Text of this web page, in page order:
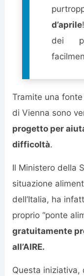
d’aprile
dei
Tramite una
di Vienna sono
progetto per
difficoltà.
Il Ministero della
situazione
dell’Italia, ha
proprio “ponte
gratuitamente
all’AIRE.
Questa iniziativa,